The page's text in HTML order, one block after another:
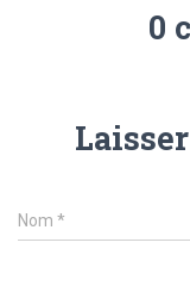
0
Nom *